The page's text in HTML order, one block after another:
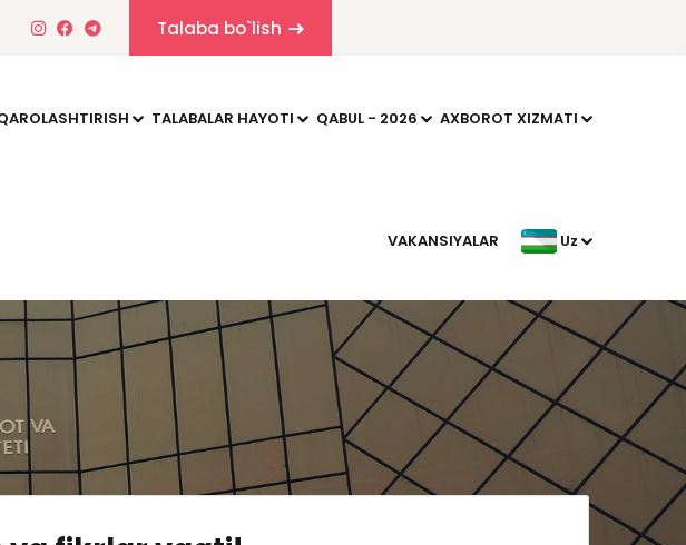
Talaba bo`lish
TALABALAR HAYOTI QABUL - 2026 AXBOROT XIZMATI
VAKANSIYALAR Uz